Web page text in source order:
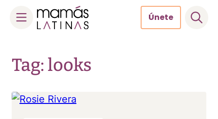
content
Únete
Tag: looks